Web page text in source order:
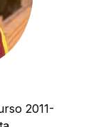
2011-